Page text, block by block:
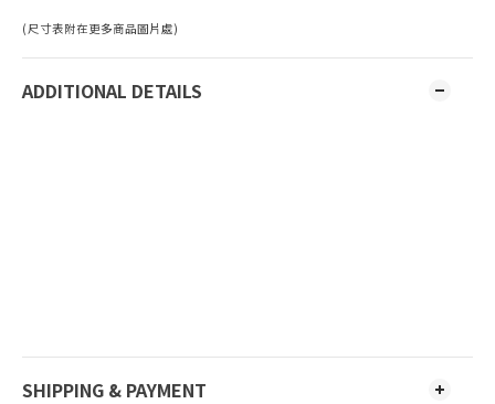
(尺寸表附在更多商品圖片處)
ADDITIONAL DETAILS
SHIPPING & PAYMENT